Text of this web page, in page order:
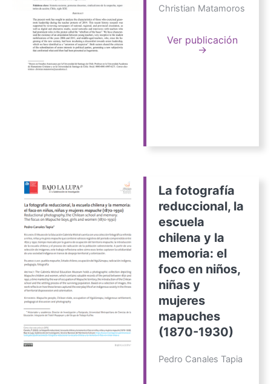
Christian Matamoros
Ver publicación
→
La fotografía
reduccional, la
escuela
chilena y la
memoria: el
foco en niños,
niñas y
mujeres
mapuches
(1870-1930)
Pedro Canales Tapia